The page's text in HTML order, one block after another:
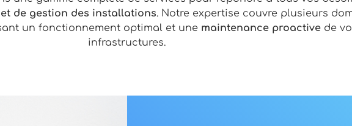
de gestion des installations. Notre expertise couvre plusieurs
un fonctionnement optimal et une maintenance proactivede
infrastructures.